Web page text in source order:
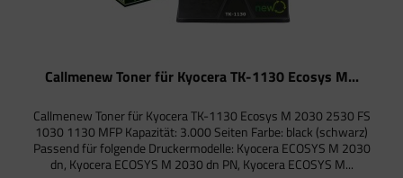
Callmenew Toner für Kyocera TK-1130 Ecosys M...
Callmenew Toner für Kyocera TK-1130 Ecosys M 2030 2530 FS
1030 1130 MFP Kapazität: 3.000 Seiten Farbe: black (schwarz)
Passend für folgende Druckermodelle: Kyocera ECOSYS M 2030
dn, Kyocera ECOSYS M 2030 dn PN, Kyocera ECOSYS M...